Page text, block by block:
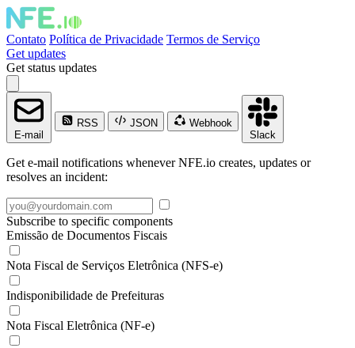
Contato Política de Privacidade Termos de Serviço
Get updates
Get status updates
E-mail
RSS JSON
Webhook
Slack
Get e-mail notifications whenever NFE.io creates, updates or
resolves an incident:
Subscribe to specific components
Emissão de Documentos Fiscais
Nota Fiscal de Serviços Eletrônica (NFS-e)
Indisponibilidade de Prefeituras
Nota Fiscal Eletrônica (NF-e)